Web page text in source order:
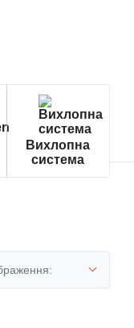
Вихлопна
система